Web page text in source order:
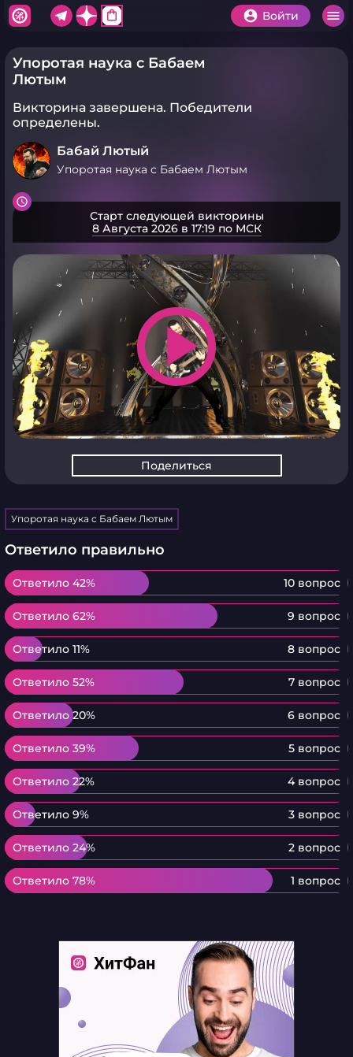
shopping_bag Войти
Упоротая наука с Бабаем
Лютым
Викторина завершена. Победители
определены.
Бабай Лютый
Упоротая наука с Бабаем Лютым
Старт следующей викторины
8 Августа 2026 в 17:19 по МСК
play_arrow
Поделиться
Упоротая наука с Бабаем Лютым
Ответило правильно
Ответило 42% 10 вопрос
Ответило 42%
Ответило 62% 9 вопрос
Ответило 62%
Ответило 11% 8 вопрос
Ответило 11%
Ответило 52% 7 вопрос
Ответило 52%
Ответило 20% 6 вопрос
Ответило 20%
Ответило 39% 5 вопрос
Ответило 39%
Ответило 22% 4 вопрос
Ответило 22%
Ответило 9% 3 вопрос
Ответило 9%
Ответило 24% 2 вопрос
Ответило 24%
Ответило 78% 1 вопрос
Ответило 78%